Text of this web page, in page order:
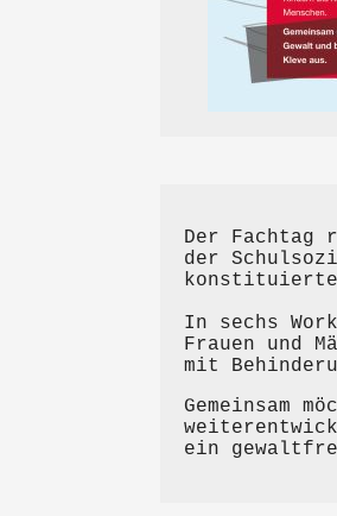
Der
der
In sechs
Frauen und
mit
Gemeinsam
ein